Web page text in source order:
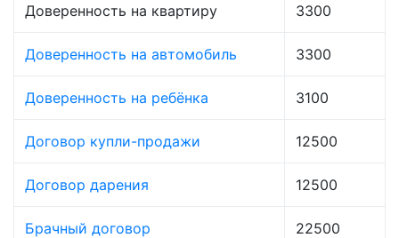
Доверенность на квартиру 3300
Доверенность на автомобиль 3300
Доверенность на ребёнка 3100
Договор купли-продажи 12500
Договор дарения 12500
Брачный договор 22500